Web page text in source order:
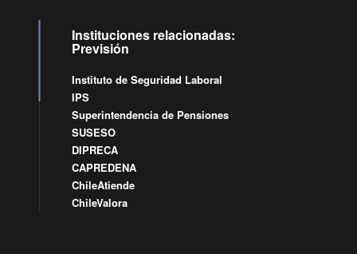
Instituciones relacionadas:
Previsión
Instituto de Seguridad Laboral
IPS
Superintendencia de Pensiones
SUSESO
DIPRECA
CAPREDENA
ChileAtiende
ChileValora